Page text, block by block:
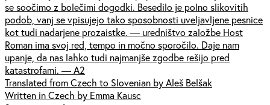
se soočimo z bolečimi dogodki. Besedilo je polno slikovitih
podob, vanj se vpisujejo tako sposobnosti uveljavljene pesnice
kot tudi nadarjene prozaistke. — uredništvo založbe Host
Roman ima svoj red, tempo in močno sporočilo. Daje nam
upanje, da nas lahko tudi najmanjše zgodbe rešijo pred
katastrofami. — A2
Translated from Czech to Slovenian by Aleš Belšak
Written in Czech by Emma Kausc